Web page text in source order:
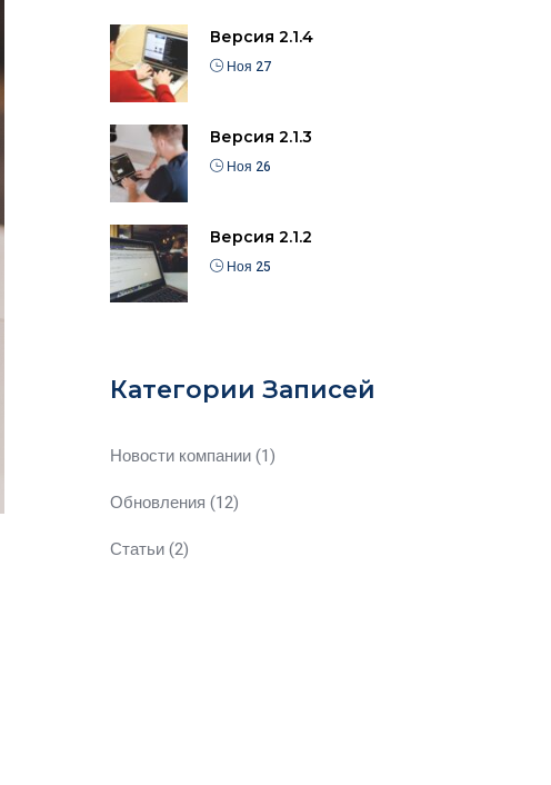
Версия 2.1.4
Ноя 27
Версия 2.1.3
Ноя 26
Версия 2.1.2
Ноя 25
Категории Записей
Новости компании(1)
Обновления (12)
Статьи(2)